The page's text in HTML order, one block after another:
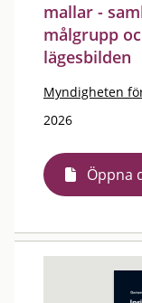
mallar -
målgrupp
lägesbilden
Myndigheten
2026
Öppna